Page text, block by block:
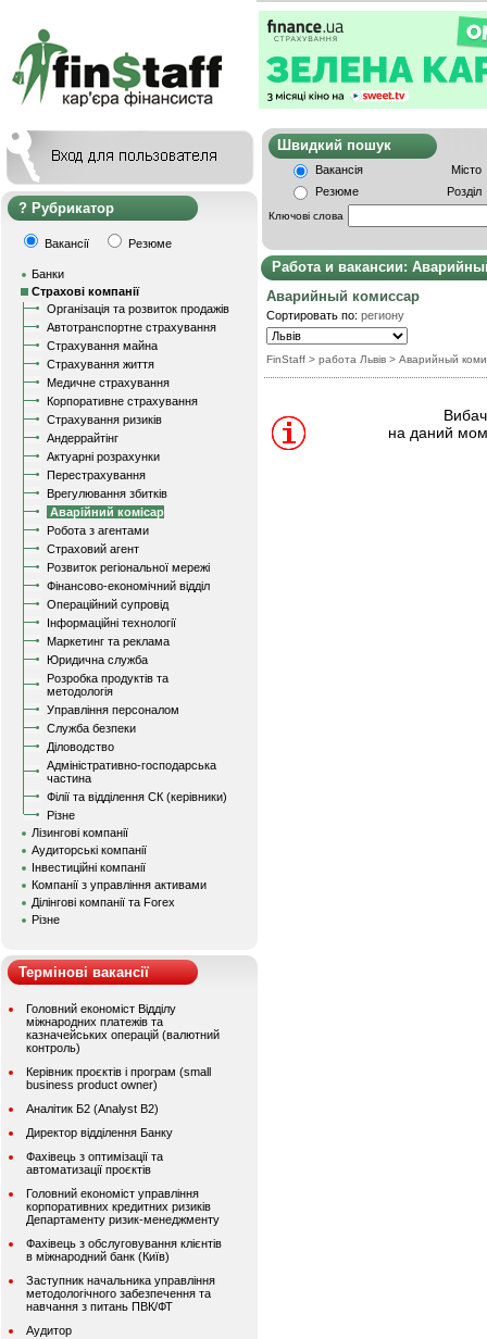
Рубрикатор
Вакансії Резюме
Банки
Страхові компанії
Організація та розвиток продажів
Автотранспортне страхування
Страхування майна
Страхування життя
Медичне страхування
Корпоративне страхування
Страхування ризиків
Андеррайтінг
Актуарні розрахунки
Перестрахування
Врегулювання збитків
Аварійний комісар
Робота з агентами
Страховий агент
Розвиток регіональної мережі
Фінансово-економічний відділ
Операційний супровід
Інформаційні технології
Маркетинг та реклама
Юридична служба
Розробка продуктів та
методологія
Управління персоналом
Служба безпеки
Діловодство
Адміністративно-господарська
частина
Філії та відділення СК (керівники)
Різне
Лізингові компанії
Аудиторські компанії
Інвестиційні компанії
Компанії з управління активами
Ділінгові компанії та Forex
Різне
Термінові вакансії
Головний економіст Відділу
міжнародних платежів та
казначейських операцій (валютний
контроль)
Керівник проєктів і програм (small
business product owner)
Аналітик Б2 (Analyst B2)
Директор відділення Банку
Фахівець з оптимізації та
автоматизації проєктів
Головний економіст управління
корпоративних кредитних ризиків
Департаменту ризик-менеджменту
Фахівець з обслуговування клієнтів
в міжнародний банк (Київ)
Заступник начальника управління
методологічного забезпечення та
навчання з питань ПВК/ФТ
Аудитор
Швидкий
Вакансія
Місто
Резюме
Розділ
Ключові слова
Работа и вакансии:
Аварийный комисcар
Сортировать по: региону
FinStaff > работа Львів > Аварийный
на даний